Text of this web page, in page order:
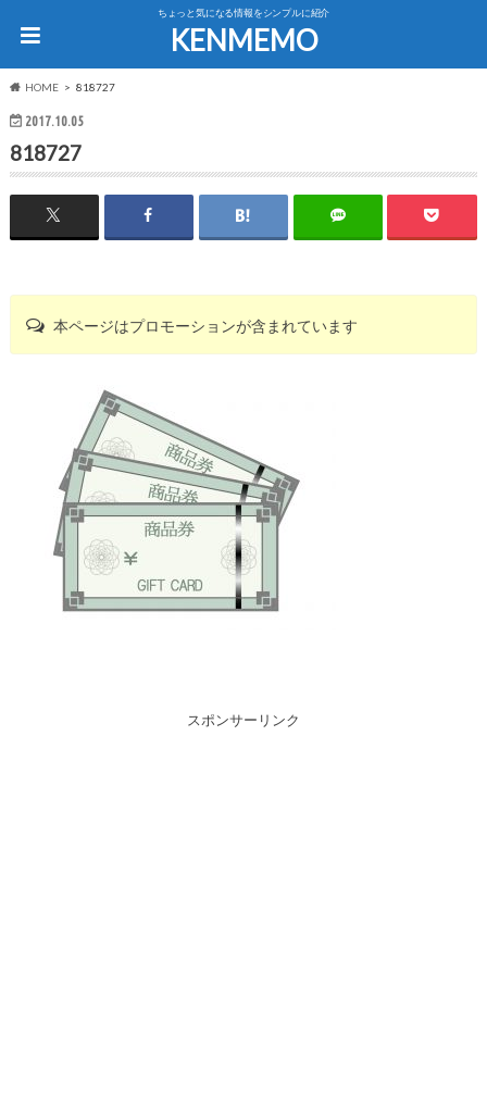
ちょっと気になる情報をシンプルに紹介
KENMEMO
HOME 818727
2017.10.05
818727
本ページはプロモーションが含まれています
スポンサーリンク